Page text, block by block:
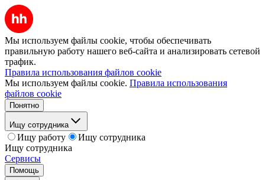
Мы используем файлы cookie, чтобы обеспечивать
правильную работу нашего веб-сайта и анализировать сетевой
трафик.
Правила использования файлов cookie
Мы используем файлы cookie. Правила использования
файлов cookie
Понятно
Ищу сотрудника
Ищу работу
Ищу сотрудника
Ищу сотрудника
Сервисы
Помощь